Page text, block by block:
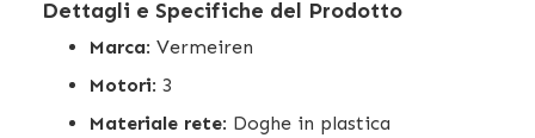
Dettagli e Specifiche del Prodotto
Marca: Vermeiren
Motori: 3
Materiale rete: Doghe in plastica